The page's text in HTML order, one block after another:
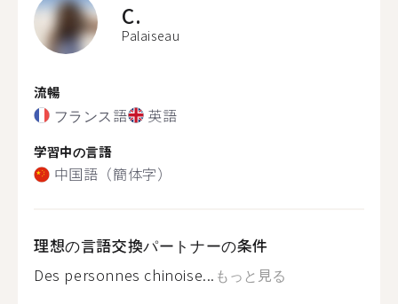
C.
Palaiseau
流暢
フランス語 英語
学習中の言語
中国語（簡体字）
理想の言語交換パートナーの条件
Des personnes chinoise... もっと見る